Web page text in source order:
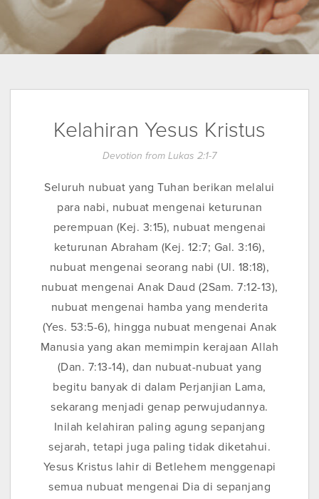
Kelahiran Yesus Kristus
Devotion from Lukas 2:1-7
Seluruh nubuat yang Tuhan berikan melalui
para nabi, nubuat mengenai keturunan
perempuan (Kej. 3:15), nubuat mengenai
keturunan Abraham (Kej. 12:7; Gal. 3:16),
nubuat mengenai seorang nabi (Ul. 18:18),
nubuat mengenai Anak Daud (2Sam. 7:12-13),
nubuat mengenai hamba yang menderita
(Yes. 53:5-6), hingga nubuat mengenai Anak
Manusia yang akan memimpin kerajaan Allah
(Dan. 7:13-14), dan nubuat-nubuat yang
begitu banyak di dalam Perjanjian Lama,
sekarang menjadi genap perwujudannya.
Inilah kelahiran paling agung sepanjang
sejarah, tetapi juga paling tidak diketahui.
Yesus Kristus lahir di Betlehem menggenapi
semua nubuat mengenai Dia di sepanjang